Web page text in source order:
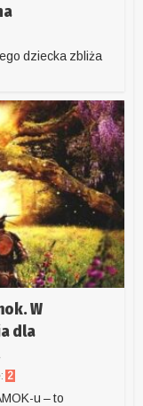
dziecka zbliża
W
dla
2
u – to